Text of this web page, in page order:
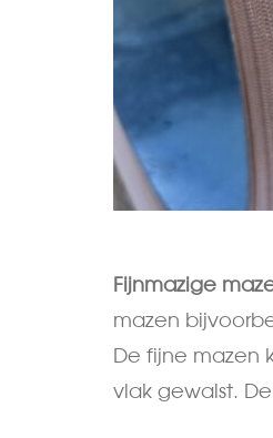
Fijnmazige
mazen
De fijne mazen
vlak gewalst.